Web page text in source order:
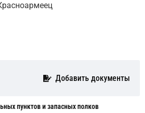
Добавить документы
пунктов и запасных полков